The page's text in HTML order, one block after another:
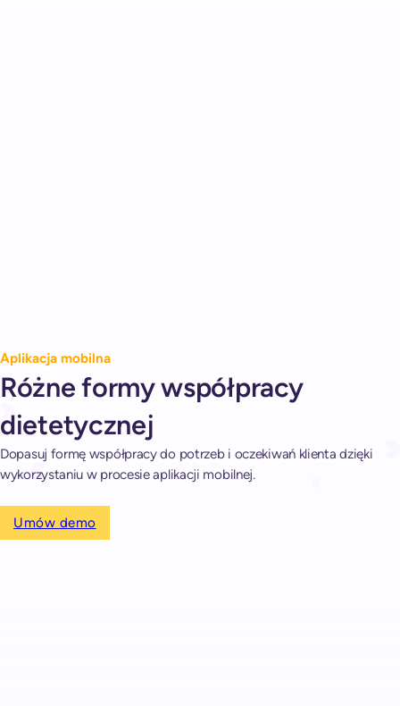
Aplikacja mobilna
Różne formy współpracy
dietetycznej
Dopasuj formę współpracy do potrzeb i oczekiwań klienta dzięki
wykorzystaniu w procesie aplikacji mobilnej.
Umów demo